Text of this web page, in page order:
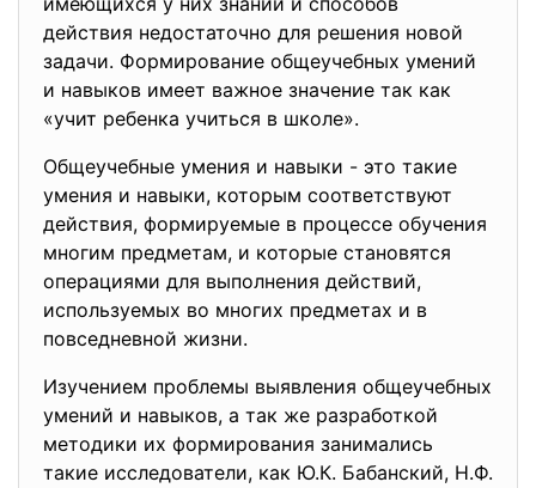
действия недостаточно для решения новой
задачи. Формирование общеучебных умений
и навыков имеет важное значение так как
«учит ребенка учиться в школе».
Общеучебные умения и навыки - это такие
умения и навыки, которым соответствуют
действия, формируемые в процессе обучения
многим предметам, и которые становятся
операциями для выполнения действий,
используемых во многих предметах и в
повседневной жизни.
Изучением проблемы выявления общеучебных
умений и навыков, а так же разработкой
методики их формирования занимались
такие исследователи, как Ю.К. Бабанский, Н.Ф.